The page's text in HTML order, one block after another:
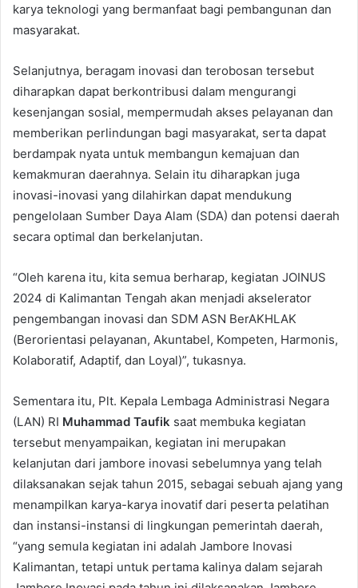
karya teknologi yang bermanfaat bagi pembangunan dan
masyarakat.
Selanjutnya, beragam inovasi dan terobosan tersebut
diharapkan dapat berkontribusi dalam mengurangi
kesenjangan sosial, mempermudah akses pelayanan dan
memberikan perlindungan bagi masyarakat, serta dapat
berdampak nyata untuk membangun kemajuan dan
kemakmuran daerahnya. Selain itu diharapkan juga
inovasi-inovasi yang dilahirkan dapat mendukung
pengelolaan Sumber Daya Alam (SDA) dan potensi daerah
secara optimal dan berkelanjutan.
“Oleh karena itu, kita semua berharap, kegiatan JOINUS
2024 di Kalimantan Tengah akan menjadi akselerator
pengembangan inovasi dan SDM ASN BerAKHLAK
(Berorientasi pelayanan, Akuntabel, Kompeten, Harmonis,
Kolaboratif, Adaptif, dan Loyal)”, tukasnya.
Sementara itu, Plt. Kepala Lembaga Administrasi Negara
(LAN) RI Muhammad Taufik saat membuka kegiatan
tersebut menyampaikan, kegiatan ini merupakan
kelanjutan dari jambore inovasi sebelumnya yang telah
dilaksanakan sejak tahun 2015, sebagai sebuah ajang yang
menampilkan karya-karya inovatif dari peserta pelatihan
dan instansi-instansi di lingkungan pemerintah daerah,
“yang semula kegiatan ini adalah Jambore Inovasi
Kalimantan, tetapi untuk pertama kalinya dalam sejarah